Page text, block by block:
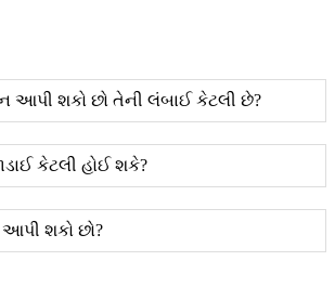
આપી શકો છો તેની લંબાઈ કેટલી છે?
કેટલી હોઈ શકે?
શકો છો?